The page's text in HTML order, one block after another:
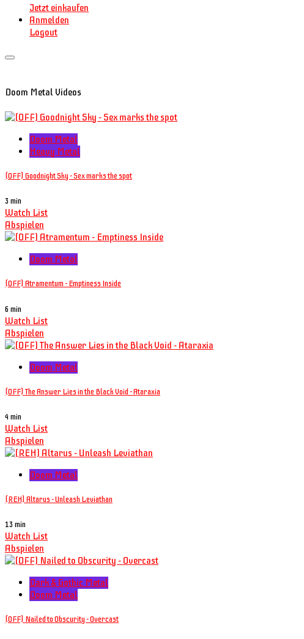
Jetzt einkaufen
Anmelden
Logout
Doom Metal Videos
Doom Metal
Heavy Metal
(OFF) Goodnight Sky - Sex marks the spot
3 min
Watch List
Abspielen
Doom Metal
(OFF) Atramentum - Emptiness Inside
6 min
Watch List
Abspielen
Doom Metal
(OFF) The Answer Lies in the Black Void - Ataraxia
4 min
Watch List
Abspielen
Doom Metal
(REH) Altarus - Unleash Leviathan
13 min
Watch List
Abspielen
Dark & Gothic Metal
Doom Metal
(OFF) Nailed to Obscurity - Overcast